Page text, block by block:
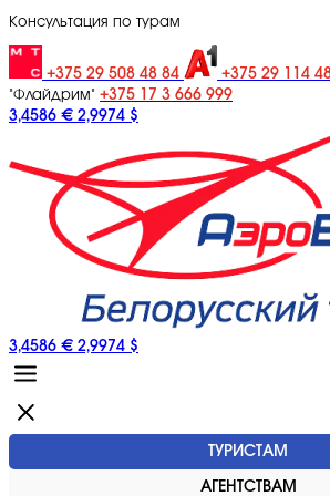
Консультация по турам
+375 29 508 48 84 +375 29 114
"Флайдрим" +375 17 3 666 999
3,4586 € 2,9974 $
3,4586 € 2,9974 $
ТУРИСТАМ
АГЕНТСТВАМ